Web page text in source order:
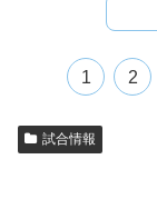
1 2
試合情報